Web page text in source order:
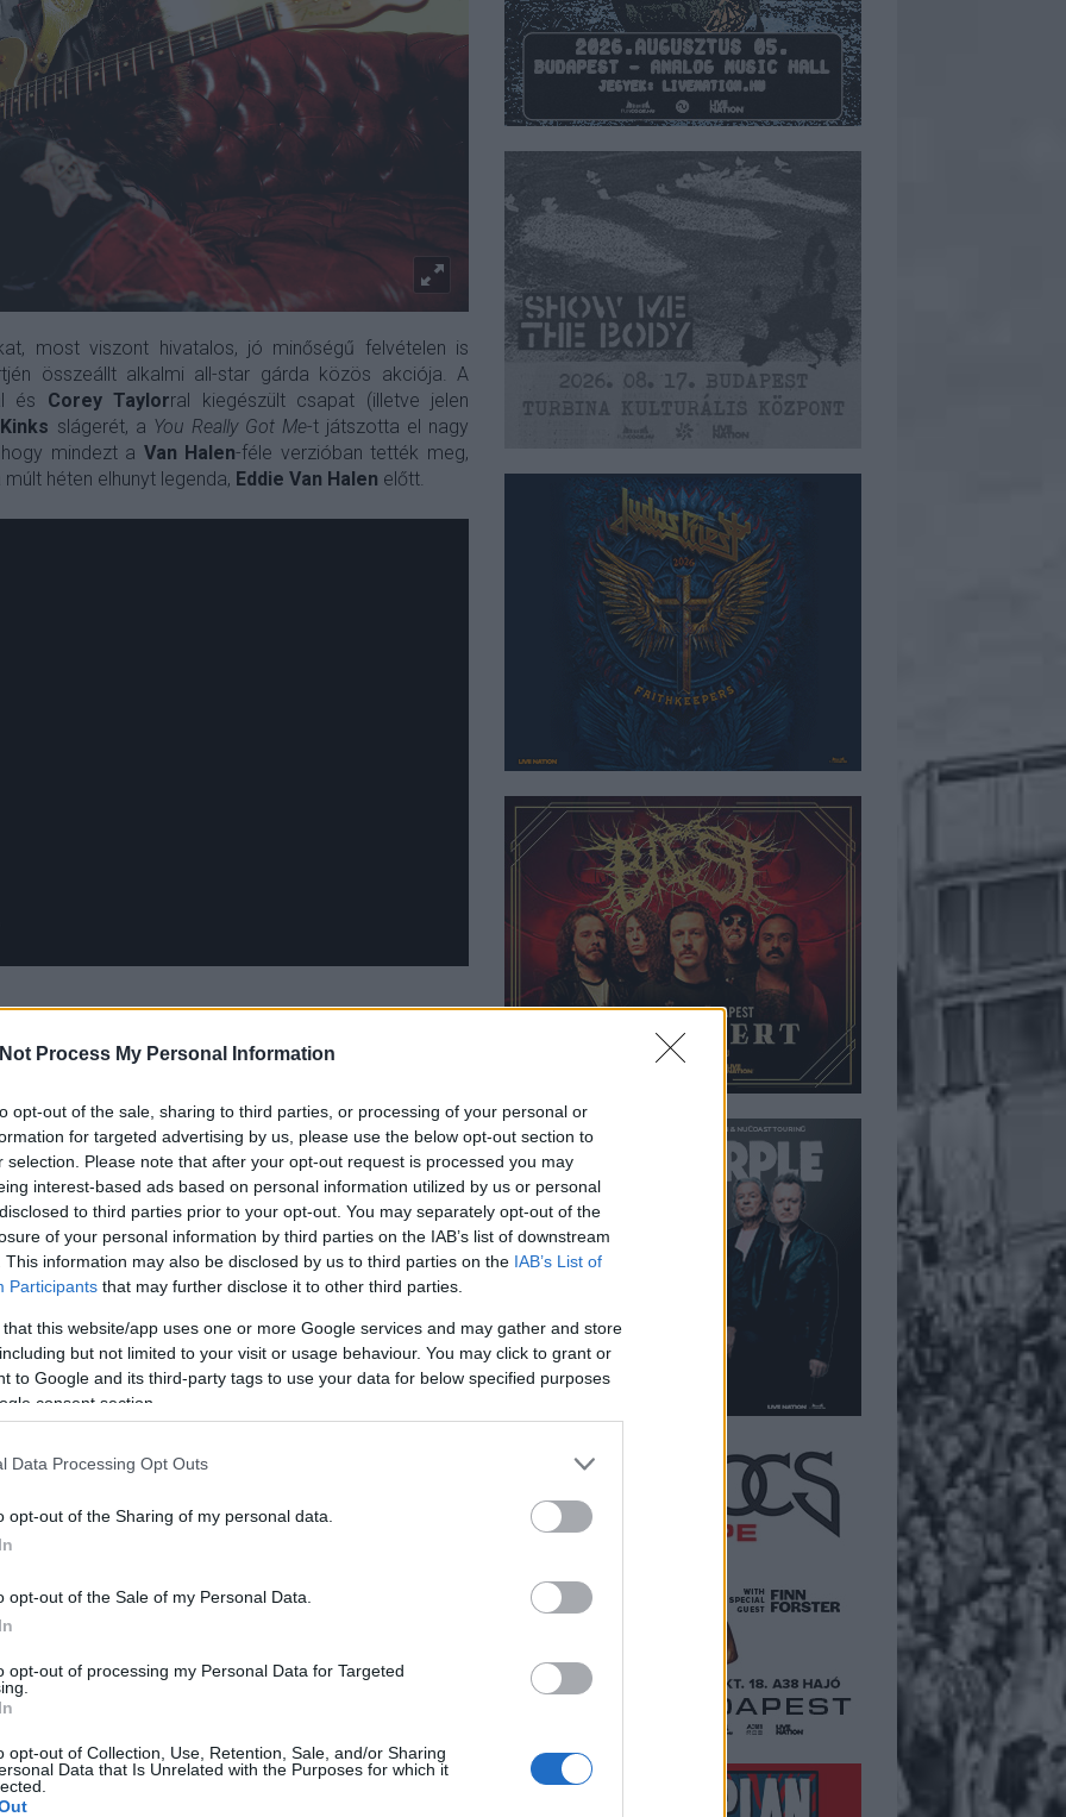
Process My Personal Information
opt-out of the sale, sharing to third parties, or processing of your personal or
for targeted advertising by us, please use the below opt-out section to
selection. Please note that after your opt-out request is processed you may
interest-based ads based on personal information utilized by us or personal
to third parties prior to your opt-out. You may separately opt-out of the
of your personal information by third parties on the IAB’s list of downstream
This information may also be disclosed by us to third parties on the IAB’s List of
Participants that may further disclose it to other third parties.
that this website/app uses one or more Google services and may gather and store
but not limited to your visit or usage behaviour. You may click to grant or
to Google and its third-party tags to use your data for below specified purposes
consent section.
Data Processing Opt Outs
opt-out of the Sharing of my personal data.
opt-out of the Sale of my Personal Data.
opt-out of processing my Personal Data for Targeted
opt-out of Collection, Use, Retention, Sale, and/or Sharing
Data that Is Unrelated with the Purposes for which it
most viszont hivatalos, jó minőségű felvételen is
összeállt alkalmi all-star gárda közös akciója. A
és Corey Taylorral kiegészült csapat (illetve jelen
slágerét, a You Really Got Me-t játszotta el nagy
mindezt a Van Halen-féle verzióban tették meg,
héten elhunyt legenda, Eddie Van Halen előtt.
rob zombie van halen corey taylor stone sour
trackback címe:
Kommentek:
nem vállal, azokat nem ellenőrzi. Kifogás esetén forduljon a blog